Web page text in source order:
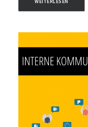
WEITERLESEN